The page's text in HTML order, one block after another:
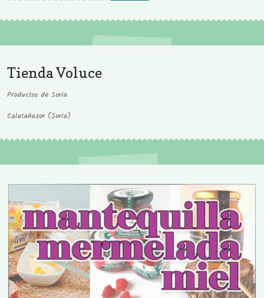
Tienda Voluce
Productos de Soria
Calatañazor (Soria)